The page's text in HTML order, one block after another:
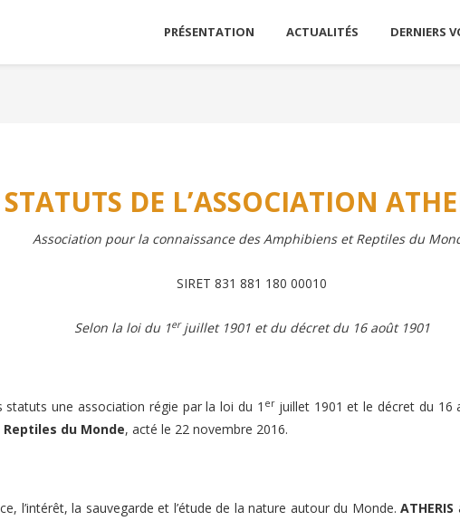
PRÉSENTATION ACTUALITÉS DERNIERS
STATUTS DE L’ASSOCIATION A
Association pour la connaissance des Amphibiens et Reptiles du
SIRET 831 881 180 00010
Selon la loi du 1erjuillet 1901 et du décret du 16 août 1901
une association régie par la loi du 1 erjuillet 1901 et le décret du
du Monde, acté le 22 novembre 2016.
l’intérêt, la sauvegarde et l’étude de la nature autour du Monde. ATHERIS